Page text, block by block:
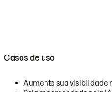
Casos de uso
Aumente sua visibilidade